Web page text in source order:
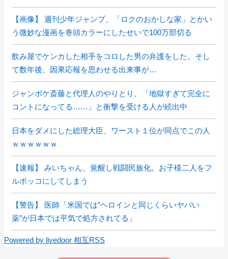
【画像】 週刊少年ジャンプ、「ロクのおかしな家」とかい
う微妙な漫画を巻頭カラーにしたせいで100万部切る
飲み屋でケンカした相手をコロした男の弁護をした。そし
て数年後、因果応報を思わせる出来事が…
ジャンポケ斎藤と代理人のやりとり、「地獄すぎて完全に
コントになってる……」と衝撃を受ける人が続出中
日本をダメにした総理大臣、ワースト１位が同点でこの人
ｗｗｗｗｗｗ
【速報】 みいちゃん、覚醒し戦闘民族化。お子様二人をフ
ルボッコにしてしまう
【警告】 医師「米国では”ヘロインと同じくらいヤバい
薬”が日本では平気で処方されてる」
Powered by livedoor 相互RSS